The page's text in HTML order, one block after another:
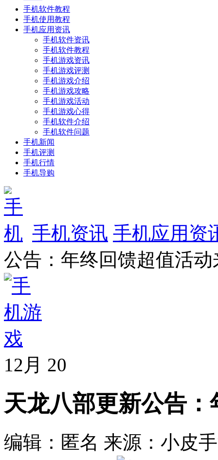
手机软件教程
手机使用教程
手机应用资讯
手机软件资讯
手机软件教程
手机游戏资讯
手机游戏评测
手机游戏介绍
手机游戏攻略
手机游戏活动
手机游戏心得
手机软件介绍
手机软件问题
手机新闻
手机评测
手机行情
手机导购
手机资讯 手机应用资
公告：年终回馈超值活动
12月 20
天龙八部更新公告
编辑：匿名 来源：小皮